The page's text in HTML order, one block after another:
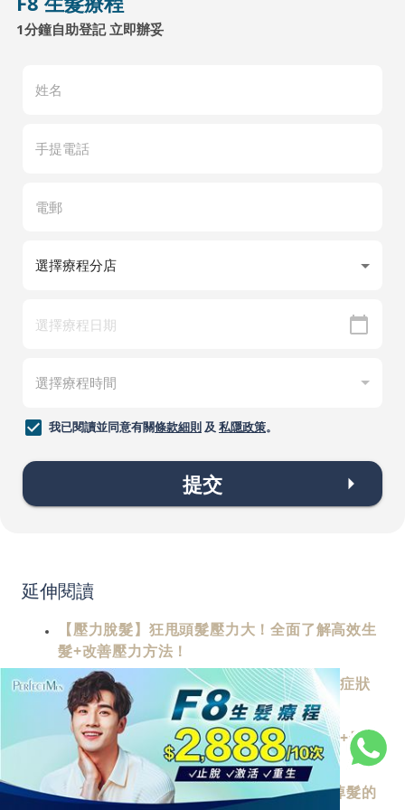
1分鐘自助登記 立即辦妥
我已閱讀並同意有關條款細則及 私隱政策。
提交
延伸閱讀
【壓力脫髮】狂甩頭髮壓力大！全面了解高效生
髮+改善壓力方法！
遺傳性脫髮是男士專利？分析5大常見脫髮症狀
+治療方法推介！
女士脫髮先兆：5大男女異常掉髮症狀分析+最全
防脫髮方式推介！
髮量少讓頭髮失去豐盈感？詳解幾個大量掉髮的